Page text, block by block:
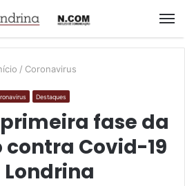
/ Coronavirus
Destaques
fase da
Covid-19